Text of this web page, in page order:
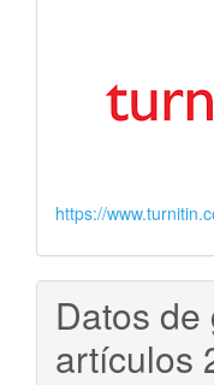
https://
Datos
artículos